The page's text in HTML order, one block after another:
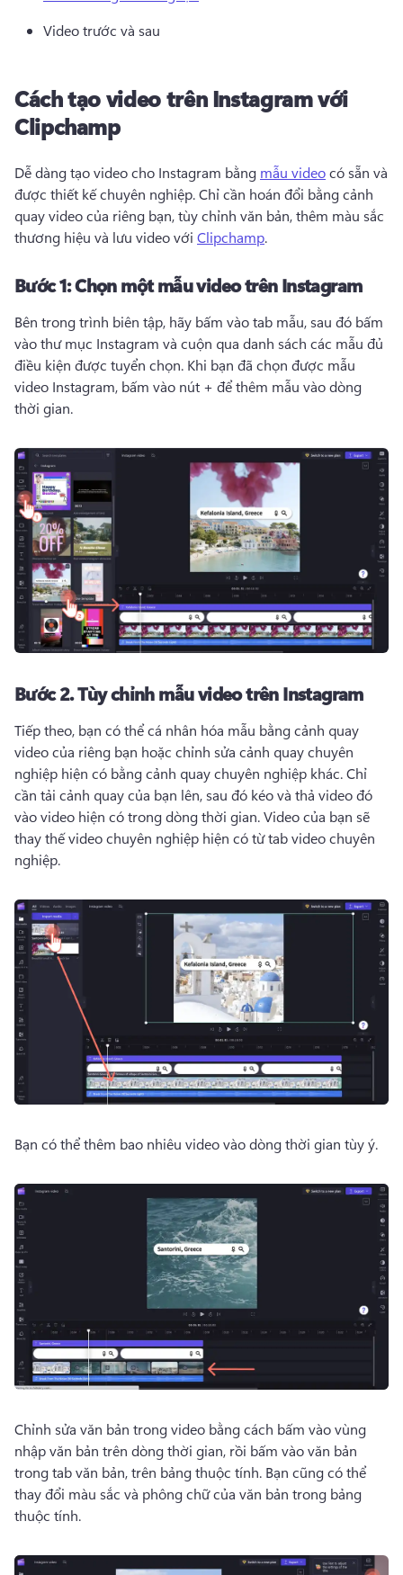
Video trước và sau
Cách tạo video trên Instagram với
Clipchamp
Dễ dàng tạo video cho Instagram bằng mẫu video có sẵn và
được thiết kế chuyên nghiệp. Chỉ cần hoán đổi bằng cảnh
quay video của riêng bạn, tùy chỉnh văn bản, thêm màu sắc
thương hiệu và lưu video với Clipchamp.
Bước 1:Chọn một mẫu video trên Instagram
Bên trong trình biên tập, hãy bấm vào tab mẫu, sau đó bấm
vào thư mục Instagram và cuộn qua danh sách các mẫu đủ
điều kiện được tuyển chọn. Khi bạn đã chọn được mẫu
video Instagram, bấm vào nút + để thêm mẫu vào dòng
thời gian.
Bước 2.Tùy chỉnh mẫu video trên Instagram
Tiếp theo, bạn có thể cá nhân hóa mẫu bằng cảnh quay
video của riêng bạn hoặc chỉnh sửa cảnh quay chuyên
nghiệp hiện có bằng cảnh quay chuyên nghiệp khác. Chỉ
cần tải cảnh quay của bạn lên, sau đó kéo và thả video đó
vào video hiện có trong dòng thời gian. Video của bạn sẽ
thay thế video chuyên nghiệp hiện có từ tab video chuyên
nghiệp.
Bạn có thể thêm bao nhiêu video vào dòng thời gian tùy ý.
Chỉnh sửa văn bản trong video bằng cách bấm vào vùng
nhập văn bản trên dòng thời gian, rồi bấm vào văn bản
trong tab văn bản, trên bảng thuộc tính. Bạn cũng có thể
thay đổi màu sắc và phông chữ của văn bản trong bảng
thuộc tính.